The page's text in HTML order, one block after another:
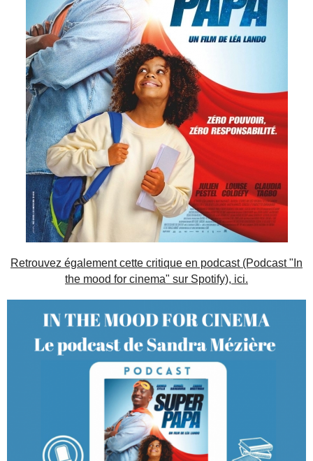
Retrouvez également cette critique en podcast (Podcast "In
the mood for cinema" sur Spotify), ici.